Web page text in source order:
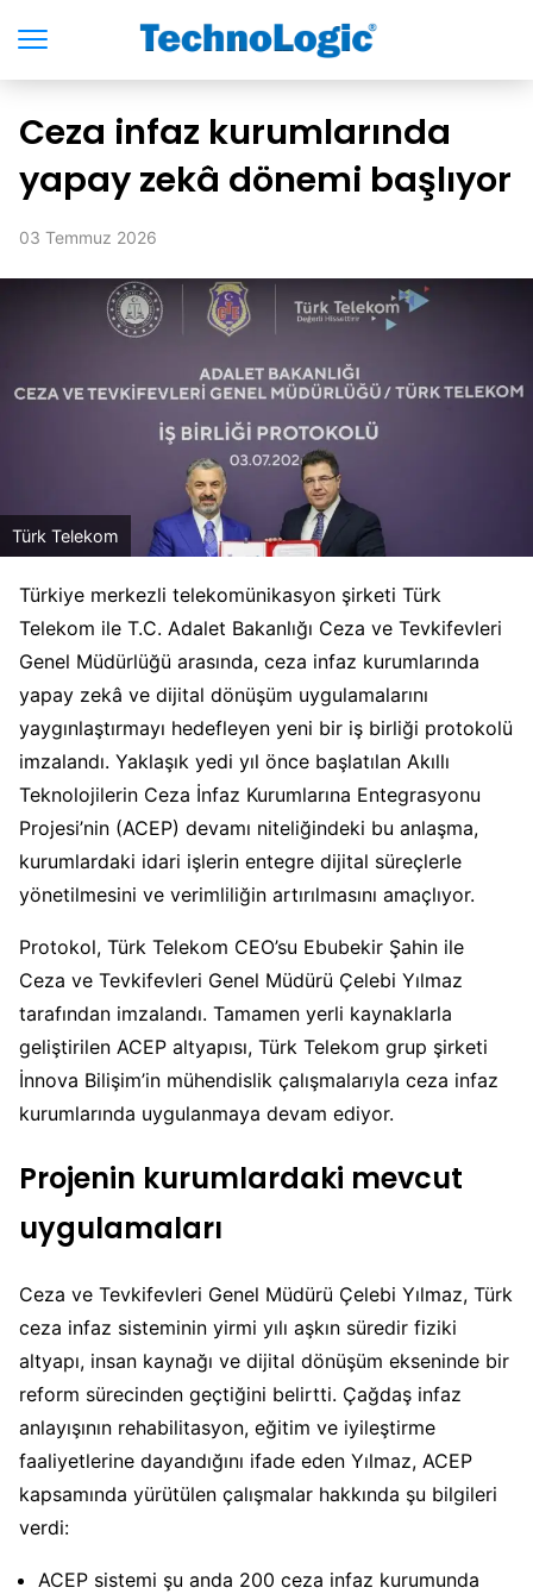
Ceza infaz kurumlarında
yapay zekâ dönemi başlıyor
03 Temmuz 2026
Türk Telekom
Türkiye merkezli telekomünikasyon şirketi Türk
Telekom ile T.C. Adalet Bakanlığı Ceza ve Tevkifevleri
Genel Müdürlüğü arasında, ceza infaz kurumlarında
yapay zekâ ve dijital dönüşüm uygulamalarını
yaygınlaştırmayı hedefleyen yeni bir iş birliği protokolü
imzalandı. Yaklaşık yedi yıl önce başlatılan Akıllı
Teknolojilerin Ceza İnfaz Kurumlarına Entegrasyonu
Projesi’nin (ACEP) devamı niteliğindeki bu anlaşma,
kurumlardaki idari işlerin entegre dijital süreçlerle
yönetilmesini ve verimliliğin artırılmasını amaçlıyor.
Protokol, Türk Telekom CEO’su Ebubekir Şahin ile
Ceza ve Tevkifevleri Genel Müdürü Çelebi Yılmaz
tarafından imzalandı. Tamamen yerli kaynaklarla
geliştirilen ACEP altyapısı, Türk Telekom grup şirketi
İnnova Bilişim’in mühendislik çalışmalarıyla ceza infaz
kurumlarında uygulanmaya devam ediyor.
Projenin kurumlardaki mevcut
uygulamaları
Ceza ve Tevkifevleri Genel Müdürü Çelebi Yılmaz, Türk
ceza infaz sisteminin yirmi yılı aşkın süredir fiziki
altyapı, insan kaynağı ve dijital dönüşüm ekseninde bir
reform sürecinden geçtiğini belirtti. Çağdaş infaz
anlayışının rehabilitasyon, eğitim ve iyileştirme
faaliyetlerine dayandığını ifade eden Yılmaz, ACEP
kapsamında yürütülen çalışmalar hakkında şu bilgileri
verdi:
ACEP sistemi şu anda 200 ceza infaz kurumunda